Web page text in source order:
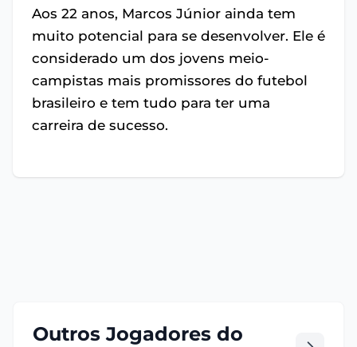
Aos 22 anos, Marcos Júnior ainda tem
muito potencial para se desenvolver. Ele é
considerado um dos jovens meio-
campistas mais promissores do futebol
brasileiro e tem tudo para ter uma
carreira de sucesso.
Outros Jogadores do